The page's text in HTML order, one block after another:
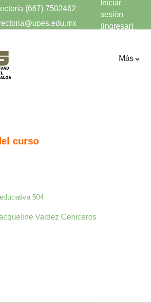
(667) 7502462
Iniciar
sesión
(ingresar)
Más
curso
504
Valdez Ceniceros